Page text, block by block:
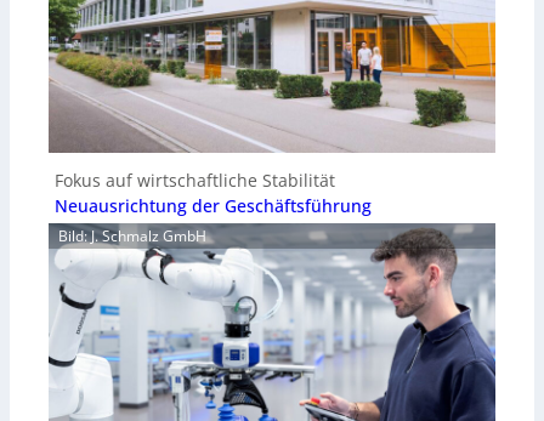
Fokus auf wirtschaftliche Stabilität
Neuausrichtung der Geschäftsführung
Bild: J. Schmalz GmbH